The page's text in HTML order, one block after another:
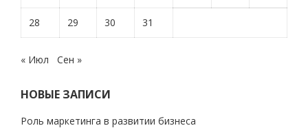
28 29 30 31
« Июл Сен »
НОВЫЕ ЗАПИСИ
Роль маркетинга в развитии бизнеса